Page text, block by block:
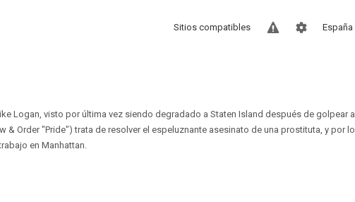
España
Sitios compatibles
Logan, visto por última vez siendo degradado a Staten Island después de golpear a
Order "Pride") trata de resolver el espeluznante asesinato de una prostituta, y por lo
en Manhattan.